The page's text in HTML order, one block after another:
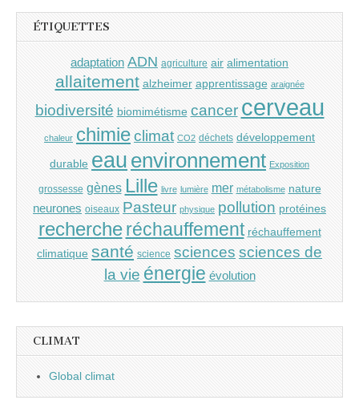
ÉTIQUETTES
adaptation ADN agriculture air alimentation
allaitement alzheimer apprentissage araignée
biodiversité biomimétisme cancer cerveau
chaleur chimieclimat CO2 déchets développement
durable eau environnement Exposition
grossesse gènes Lille livre lumière mer métabolisme nature
neurones oiseaux Pasteur physique pollution protéines
recherche réchauffement réchauffement
climatique santé science sciences sciences de
la vie énergie évolution
CLIMAT
Global climat